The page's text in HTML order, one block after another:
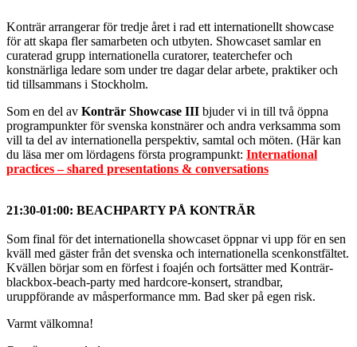
Konträr arrangerar för tredje året i rad ett internationellt showcase
för att skapa fler samarbeten och utbyten. Showcaset samlar en
curaterad grupp internationella curatorer, teaterchefer och
konstnärliga ledare som under tre dagar delar arbete, praktiker och
tid tillsammans i Stockholm.
Som en del av Konträr Showcase III bjuder vi in till två öppna
programpunkter för svenska konstnärer och andra verksamma som
vill ta del av internationella perspektiv, samtal och möten. (Här kan
du läsa mer om lördagens första programpunkt: International
practices – shared presentations & conversations
21:30-01:00: BEACHPARTY PÅ KONTRÄR
Som final för det internationella showcaset öppnar vi upp för en sen
kväll med gäster från det svenska och internationella scenkonstfältet.
Kvällen börjar som en förfest i foajén och fortsätter med Konträr-
blackbox-beach-party med hardcore-konsert, strandbar,
uruppförande av måsperformance mm. Bad sker på egen risk.
Varmt välkomna!